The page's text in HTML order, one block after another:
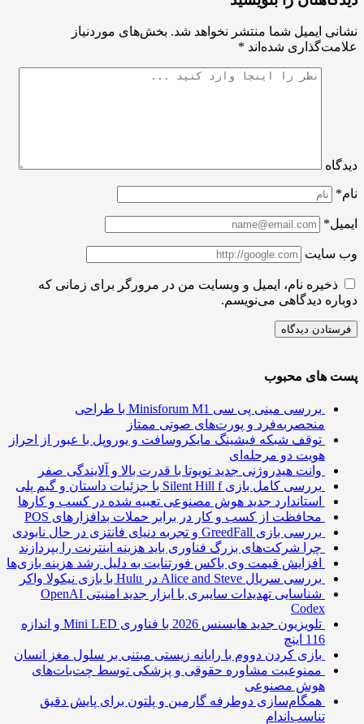
ایمیل شما منتشر نخواهد شد. بخش‌های موردنیاز
شده‌اند*
ذخیره نام، ایمیل و وبسایت من در مرورگر برای زمانی که
دیدگاهی می‌نویسم.
های محبوب
بررسی مینی پی ‌سی Minisforum M1 با طراحی
منحصربه‌فرد و پورت‌های صوتی ممتاز
توقف شبکه فیشینگ مایکروسافت و یوروپل با عبور از احراز
هویت دو مرحله‌ای
وانت هیدروژنی جدید تویوتا با قدرت بالا و آلایندگی صفر
بررسی کامل بازی Silent Hill f با جزئیات داستان و گیم پلی
استاندارد جدید هوش مصنوعی تعبیه شده در کسب و کارها
محافظت از کسب و کار در برابر حملات بدافزارهای POS
بررسی بازی GreedFall و تجربه دنیای فانتزی در حال نابودی
چرا شرکت‌های بزرگ فناوری باید هزینه اینترنت را بپردازند
افزایش قیمت وی باکس فورتنایت به دلیل رشد هزینه بازی‌ها
بررسی سریال Alice and Steve در Hulu با بازی نیکولا واکر
شناسایی تهدیدات سایبری با ابزار جدید امنیتی OpenAI
Codex
تلویزیون جدید هایسنس 2026 با فناوری Mini LED و اندازه
بازی کردن دووم با رایانه زیستی مبتنی بر سلول مغز انسان
ممنوعیت مشاوره حقوقی و پزشکی توسط چت‌بات‌های
هوش مصنوعی
همگام‌سازی دوطرفه گارمین و پلتون برای پایش دقیق
تناسب‌اندام